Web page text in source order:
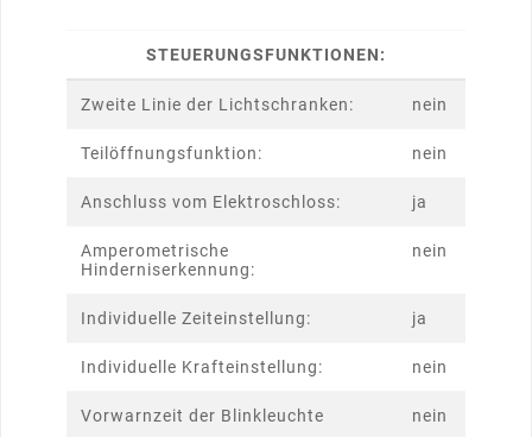
STEUERUNGSFUNKTIONEN:
Zweite Linie der Lichtschranken: nein
Teilöffnungsfunktion: nein
Anschluss vom Elektroschloss: ja
Amperometrische
Hinderniserkennung:
nein
Individuelle Zeiteinstellung: ja
Individuelle Krafteinstellung: nein
Vorwarnzeit der Blinkleuchte nein